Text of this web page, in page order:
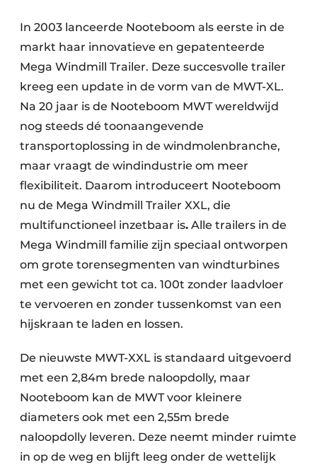
In 2003 lanceerde Nooteboom als eerste in de
markt haar innovatieve en gepatenteerde
Mega Windmill Trailer. Deze succesvolle trailer
kreeg een update in de vorm van de MWT-XL.
Na 20 jaar is de Nooteboom MWT wereldwijd
nog steeds dé toonaangevende
transportoplossing in de windmolenbranche,
maar vraagt de windindustrie om meer
flexibiliteit. Daarom introduceert Nooteboom
nu de Mega Windmill Trailer XXL, die
multifunctioneel inzetbaar is. Alle trailers in de
Mega Windmill familie zijn speciaal ontworpen
om grote torensegmenten van windturbines
met een gewicht tot ca. 100t zonder laadvloer
te vervoeren en zonder tussenkomst van een
hijskraan te laden en lossen.
De nieuwste MWT-XXL is standaard uitgevoerd
met een 2,84m brede naloopdolly, maar
Nooteboom kan de MWT voor kleinere
diameters ook met een 2,55m brede
naloopdolly leveren. Deze neemt minder ruimte
in op de weg en blijft leeg onder de wettelijk